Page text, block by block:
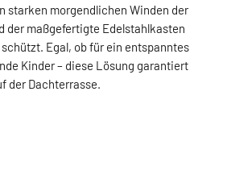
starken morgendlichen Winden der
der maßgefertigte Edelstahlkasten
Egal, ob für ein entspanntes
Kinder – diese Lösung garantiert
der Dachterrasse.